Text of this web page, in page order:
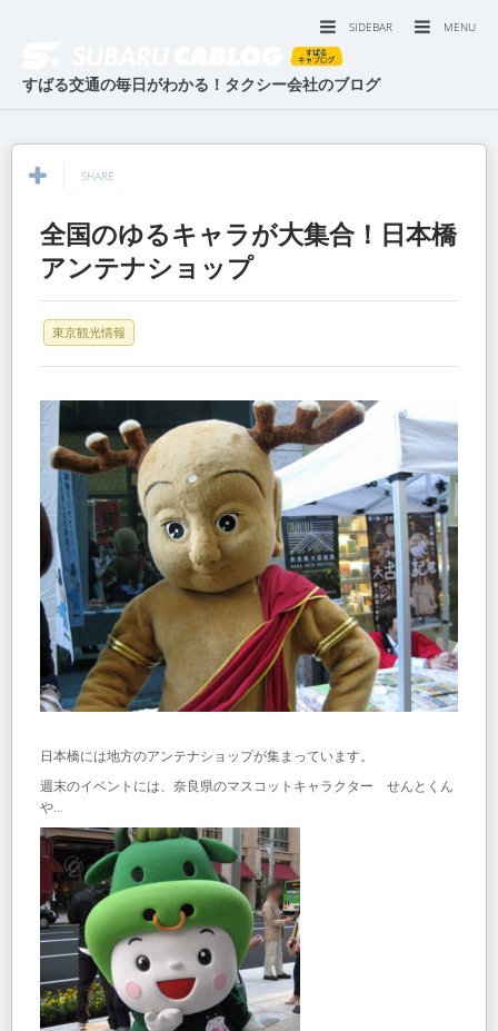
MENU
SIDEBAR
すばる交通の毎日がわかる！タクシー会社のブログ
SHARE
全国のゆるキャラが大集合！日本橋
アンテナショップ
東京観光情報
日本橋には地方のアンテナショップが集まっています。
週末のイベントには、奈良県のマスコットキャラクター せんとくん
や…